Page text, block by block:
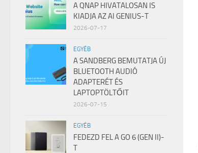
A QNAP HIVATALOSAN IS
KIADJA AZ AI GENIUS-T
2026-07-17
EGYÉB
A SANDBERG BEMUTATJA ÚJ
BLUETOOTH AUDIÓ
ADAPTERÉT ÉS
LAPTOPTÖLTŐIT
2026-07-15
EGYÉB
FEDEZD FEL A GO 6 (GEN II)-
T